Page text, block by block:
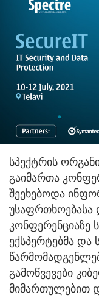
სპექტრის
გაიმართა
შეეხებოდა
უსაფრთხოებასა
კონფერენციაზე
ექსპერტებმა და
გამოწვევები
მიმართულებით